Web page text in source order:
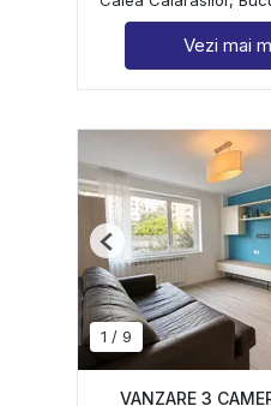
Vezi mai
1 / 9
Previous
VANZARE 3